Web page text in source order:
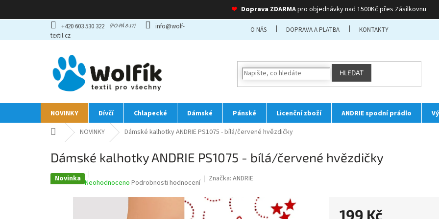
❤ Doprava ZDARMApro objednávky nad 1500Kč přes Zásilkovnu
obsah
+420 603 530 322
info@wolf-
textil.cz
O NÁS DOPRAVA A PLATBA KONTAKTY
HLEDAT
NOVINKY Dívčí Chlapecké Dámské Pánské Licenční zboží ANDRIE spodní prádlo
Domů NOVINKY Dámské kalhotky ANDRIE PS1075 - bílá/červené hvězdičky
Dámské kalhotky ANDRIE PS1075 - bílá/červené hvězdičky
Novinka Průměrné
Neohodnoceno Podrobnosti hodnocení Značka: ANDRIE
199 Kč